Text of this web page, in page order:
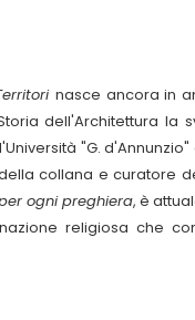
nasce ancora in
dell'Architettura Ia
"G.
collana e curatore
ogni preghiera, è
religiosa che